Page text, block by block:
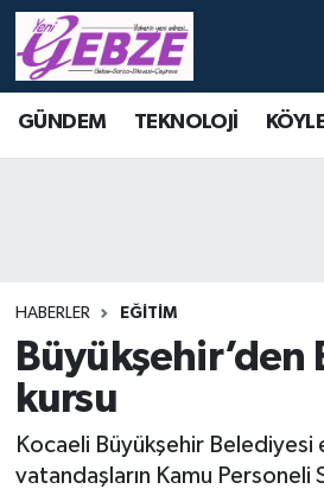
GÜNDEM TEKNOLOJİ
HABERLER EĞİTİM
Büyükşehir’den
kursu
Kocaeli Büyükşehir Belediyesi
vatandaşların Kamu Personeli
Nöbetçi Eczaneler
Tüm Manşetler
Son Dakika Haberleri